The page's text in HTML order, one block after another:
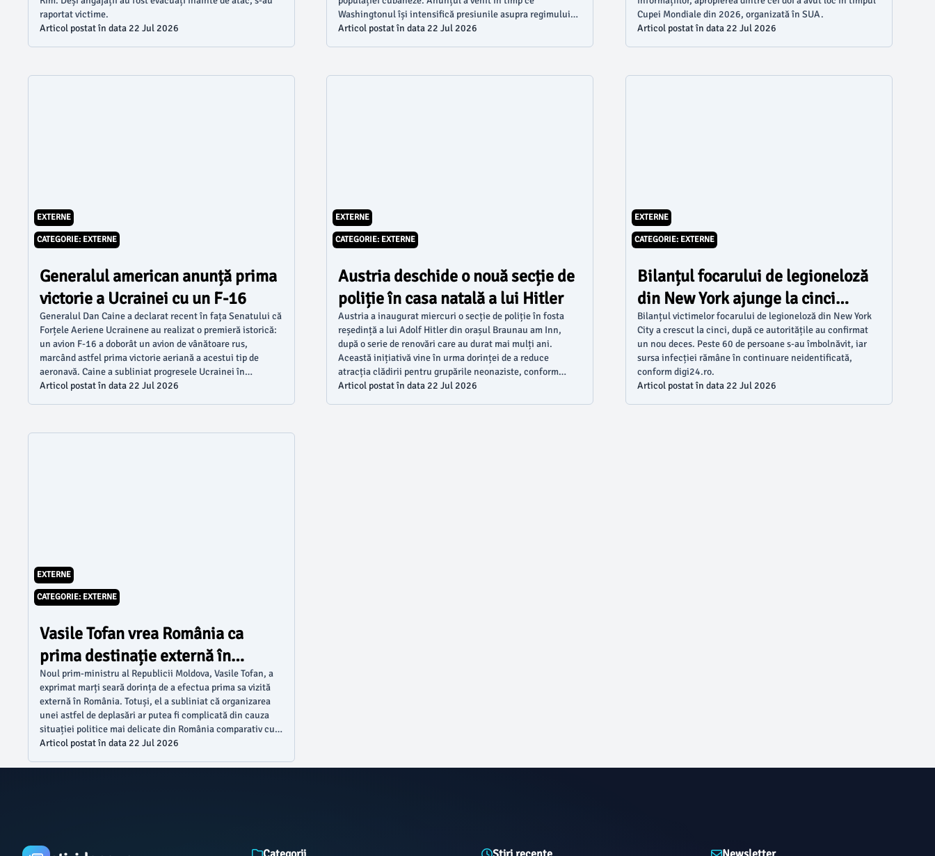
raportat victime.
Articol postat în data 22 Jul 2026
Washingtonul își intensifică presiunile asupra regimului
comunist de la Havana, conform unui comunicat al
Articol postat în data 22 Jul 2026
Cupei Mondiale din 2026, organizată în SUA.
Articol postat în data 22 Jul 2026
CATEGORIE: EXTERNE
EXTERNE
Generalul american anunță prima
victorie a Ucrainei cu un F-16
Generalul Dan Caine a declarat recent în fața Senatului că
Forțele Aeriene Ucrainene au realizat o premieră istorică:
un avion F-16 a doborât un avion de vânătoare rus,
marcând astfel prima victorie aeriană a acestui tip de
aeronavă. Caine a subliniat progresele Ucrainei în
domeniul apărării, evidențiind sprijinul internațional
Articol postat în data 22 Jul 2026
CATEGORIE: EXTERNE
EXTERNE
Austria deschide o nouă secție de
poliție în casa natală a lui Hitler
Austria a inaugurat miercuri o secție de poliție în fosta
reședință a lui Adolf Hitler din orașul Braunau am Inn,
după o serie de renovări care au durat mai mulți ani.
Această inițiativă vine în urma dorinței de a reduce
atracția clădirii pentru grupările neonaziste, conform
datelor oferite de dpa și AFP, preluate de Agerpres.
Articol postat în data 22 Jul 2026
CATEGORIE: EXTERNE
EXTERNE
Bilanțul focarului de legioneloză
din New York ajunge la cinci
decese
Bilanțul victimelor focarului de legioneloză din New York
City a crescut la cinci, după ce autoritățile au confirmat
un nou deces. Peste 60 de persoane s-au îmbolnăvit, iar
sursa infecției rămâne în continuare neidentificată,
conform digi24.ro.
Articol postat în data 22 Jul 2026
CATEGORIE: EXTERNE
EXTERNE
Vasile Tofan vrea România ca
prima destinație externă în
calitate de premier
Noul prim-ministru al Republicii Moldova, Vasile Tofan, a
exprimat marți seară dorința de a efectua prima sa vizită
externă în România. Totuși, el a subliniat că organizarea
unei astfel de deplasări ar putea fi complicată din cauza
situației politice mai delicate din România comparativ cu
cea de la Chișinău, conform informațiilor prezentate de
Articol postat în data 22 Jul 2026